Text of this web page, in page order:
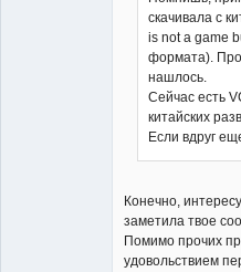
скачивала с
is not a game
формата).
нашлось.
Сейчас есть
китайских
Если вдруг
Конечно,
заметила твое
Помимо прочих
удовольствием